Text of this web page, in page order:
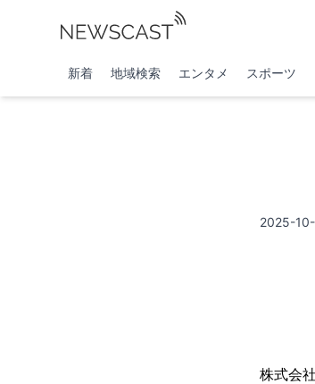
新着 地域検索 エンタメ スポーツ
2025-
株式会